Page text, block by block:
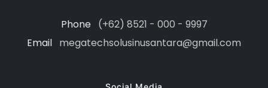
Phone (+62) 8521 - 000 - 9997
Email megatechsolusinusantara@gmail.com